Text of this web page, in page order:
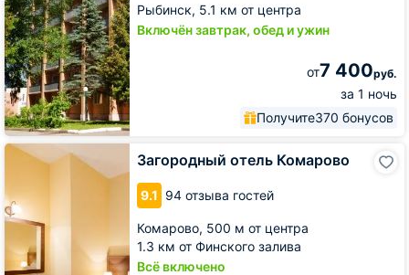
Рыбинск, 5.1 км от центра
Включён завтрак, обед и ужин
от7 400руб.
за 1 ночь
Получите370 бонусов
Загородный отель Комарово
9.1 94 отзыва гостей
Комарово, 500 м от центра
1.3 км от Финского залива
Всё включено
Загородный